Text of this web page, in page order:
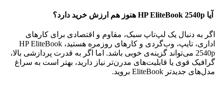
آیا HP EliteBook 2540p هنوز هم ارزش خرید دارد؟
اگر به دنبال یک لپ‌تاپ سبک، مقاوم و اقتصادی برای کارهای
اداری، تایپ، وب‌گردی و کارهای روزمره هستید، HP EliteBook
2540p می‌تواند گزینه‌ی خوبی باشد. اما اگر به قدرت پردازشی بالا،
گرافیک قوی یا قابلیت‌های مدرن‌تر نیاز دارید، بهتر است به سراغ
مدل‌های جدیدتر EliteBook بروید.